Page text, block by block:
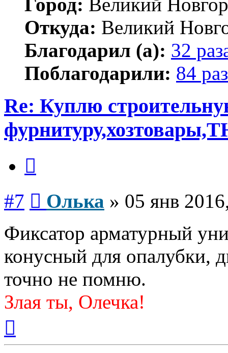
Откуда: Великий
Благодарил (а): 32
Поблагодарили: 84
Re: Куплю
#7 Олька » 05 янв
Фиксатор арматурный
конусный для опалубки,
точно не помню.
Злая ты, Олечка!
началу